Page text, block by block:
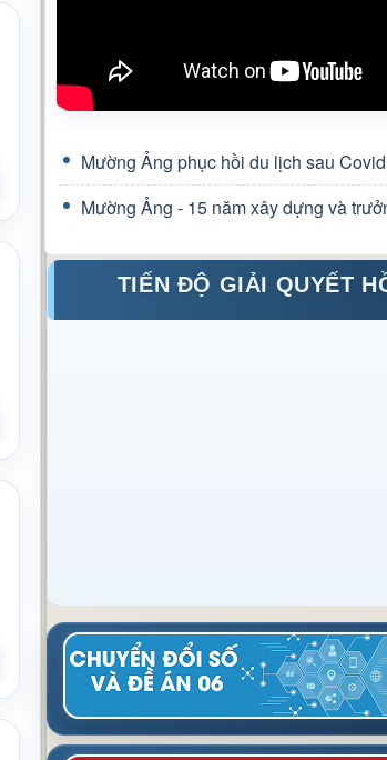
Mường Ảng phục hồi du lịch sau
Mường Ảng - 15 năm xây dựng và
TIẾN ĐỘ GIẢI QUYẾT